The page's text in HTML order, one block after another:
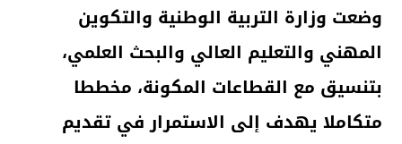
وضعت وزارة التربية الوطنية والتكوين
المهني والتعليم العالي والبحث العلمي،
بتنسيق مع القطاعات المكونة، مخططا
متكاملا يهدف إلى الاستمرار في تقديم